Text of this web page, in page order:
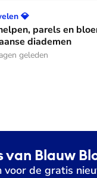
en bloemen: dit zijn
💎
parels en
diademen
geleden
van Blauw
voor de gratis